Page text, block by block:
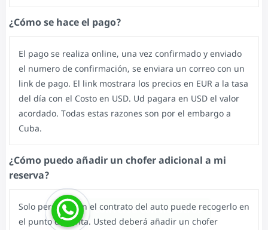
¿Cómo se hace el pago?
El pago se realiza online, una vez confirmado y enviado
el numero de confirmación, se enviara un correo con un
link de pago. El link mostrara los precios en EUR a la tasa
del día con el Costo en USD. Ud pagara en USD el valor
acordado. Todas estas razones son por el embargo a
Cuba.
¿Cómo puedo añadir un chofer adicional a mi
reserva?
Solo personas en el contrato del auto puede recogerlo en
el punto de renta. Usted deberá añadir un chofer